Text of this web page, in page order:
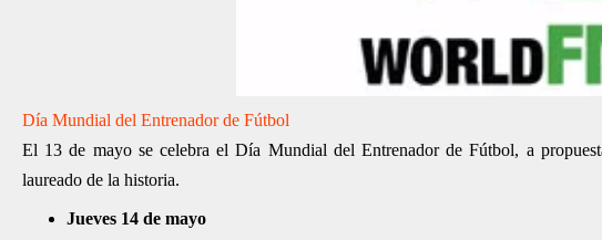
Día Mundial del Entrenador de Fútbol
El 13 de mayo se celebra el Día Mundial del Entrenador de Fútbol, a
laureado de la historia.
Jueves 14 de mayo